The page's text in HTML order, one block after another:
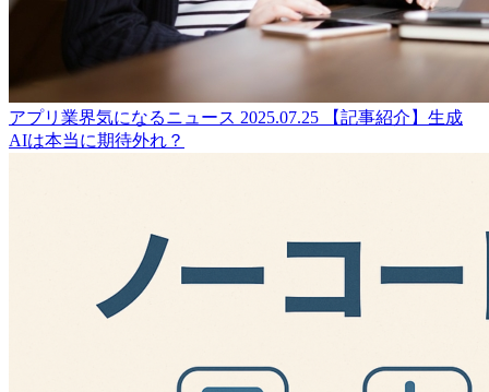
アプリ業界気になるニュース 2025.07.25
【記事紹介】生成
AIは本当に期待外れ？